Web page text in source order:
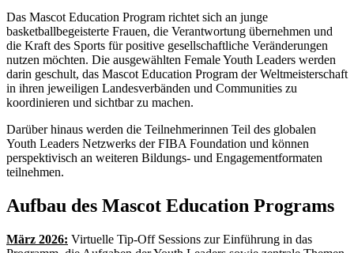
Das Mascot Education Program richtet sich an junge
basketballbegeisterte Frauen, die Verantwortung übernehmen und
die Kraft des Sports für positive gesellschaftliche Veränderungen
nutzen möchten. Die ausgewählten Female Youth Leaders werden
darin geschult, das Mascot Education Program der Weltmeisterschaft
in ihren jeweiligen Landesverbänden und Communities zu
koordinieren und sichtbar zu machen.
Darüber hinaus werden die Teilnehmerinnen Teil des globalen
Youth Leaders Netzwerks der FIBA Foundation und können
perspektivisch an weiteren Bildungs- und Engagementformaten
teilnehmen.
Aufbau des Mascot Education Programs
März 2026: Virtuelle Tip-Off Sessions zur Einführung in das